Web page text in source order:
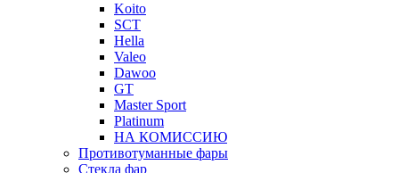
Koito
SCT
Hella
Valeo
Dawoo
GT
Master Sport
Platinum
НА КОМИССИЮ
Противотуманные фары
Стекла фар